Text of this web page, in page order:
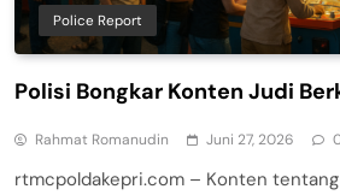
Police Report
Polisi Bongkar Konten Judi
Rahmat Romanudin Juni 27, 2026
rtmcpoldakepri.com – Konten